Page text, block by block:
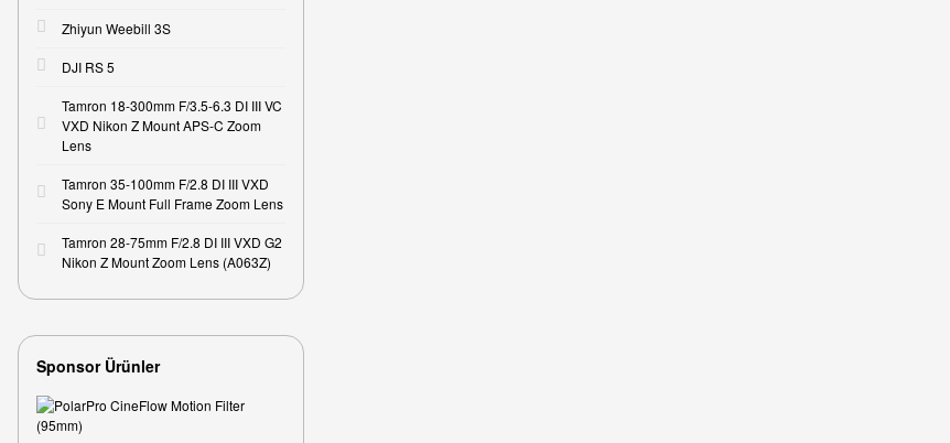
Zhiyun Weebill 3S
DJI RS 5
Tamron 18-300mm F/3.5-6.3 DI III VC
VXD Nikon Z Mount APS-C Zoom
Lens
Tamron 35-100mm F/2.8 DI III VXD
Sony E Mount Full Frame Zoom Lens
Tamron 28-75mm F/2.8 DI III VXD G2
Nikon Z Mount Zoom Lens (A063Z)
Sponsor Ürünler